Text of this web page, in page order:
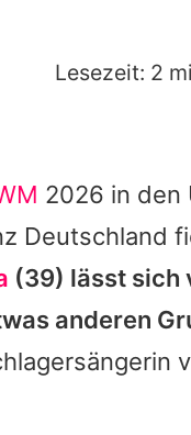
Lesezeit: 2
2026 in den
Deutschland
(39) lässt sich
anderen